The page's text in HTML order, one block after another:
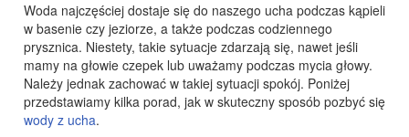
Woda najczęściej dostaje się do naszego ucha podczas kąpieli
w basenie czy jeziorze, a także podczas codziennego
prysznica. Niestety, takie sytuacje zdarzają się, nawet jeśli
mamy na głowie czepek lub uważamy podczas mycia głowy.
Należy jednak zachować w takiej sytuacji spokój. Poniżej
przedstawiamy kilka porad, jak w skuteczny sposób pozbyć się
wody z ucha.